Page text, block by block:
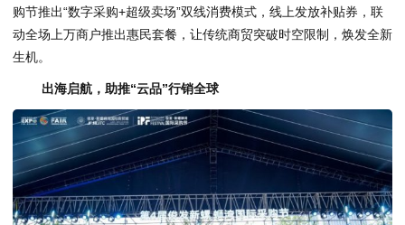
购节推出“数字采购+超级卖场”双线消费模式，线上发放补贴券，联
动全场上万商户推出惠民套餐，让传统商贸突破时空限制，焕发全新
生机。
出海启航，助推“云品”行销全球